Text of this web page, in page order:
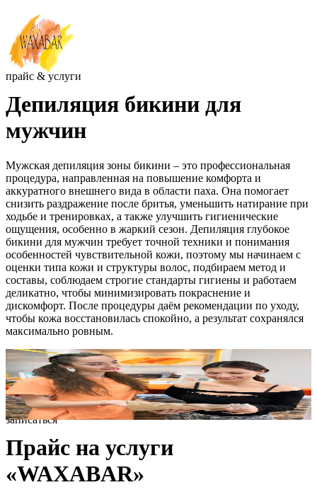
прайс & услуги
Депиляция бикини для
мужчин
Мужская депиляция зоны бикини – это профессиональная
процедура, направленная на повышение комфорта и
аккуратного внешнего вида в области паха. Она помогает
снизить раздражение после бритья, уменьшить натирание при
ходьбе и тренировках, а также улучшить гигиенические
ощущения, особенно в жаркий сезон. Депиляция глубокое
бикини для мужчин требует точной техники и понимания
особенностей чувствительной кожи, поэтому мы начинаем с
оценки типа кожи и структуры волос, подбираем метод и
составы, соблюдаем строгие стандарты гигиены и работаем
деликатно, чтобы минимизировать покраснение и
дискомфорт. После процедуры даём рекомендации по уходу,
чтобы кожа восстановилась спокойно, а результат сохранялся
максимально ровным.
записаться
Прайс на услуги
«WAXABAR»